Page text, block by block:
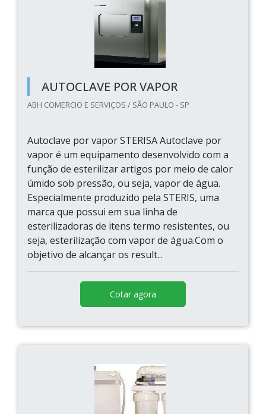
AUTOCLAVE POR VAPOR
ABH COMERCIO E SERVIÇOS / SÃO PAULO - SP
Autoclave por vapor STERISA Autoclave por
vapor é um equipamento desenvolvido com a
função de esterilizar artigos por meio de calor
úmido sob pressão, ou seja, vapor de água.
Especialmente produzido pela STERIS, uma
marca que possui em sua linha de
esterilizadoras de itens termo resistentes, ou
seja, esterilização com vapor de água.Com o
objetivo de alcançar os result...
Cotar agora